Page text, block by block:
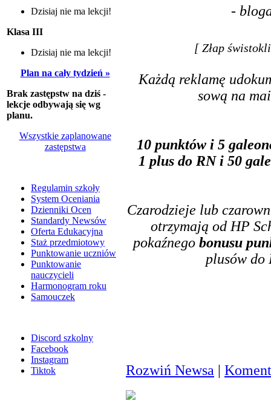
Dzisiaj nie ma lekcji!
Klasa III
Dzisiaj nie ma lekcji!
Plan na cały tydzień »
Brak zastępstw na dziś -
lekcje odbywają się wg
planu.
Wszystkie zaplanowane
zastępstwa
Regulamin szkoły
System Oceniania
Dzienniki Ocen
Standardy Newsów
Oferta Edukacyjna
Staż przedmiotowy
Punktowanie uczniów
Punktowanie
nauczycieli
Harmonogram roku
Samouczek
Discord szkolny
Facebook
Instagram
Tiktok
-
[ Złap
Każdą reklamę
sową na
10 punktów i 5
1 plus do RN i 50
Czarodzieje lub
otrzymają od HP
pokaźnego bonusu
plusów do
Rozwiń Newsa